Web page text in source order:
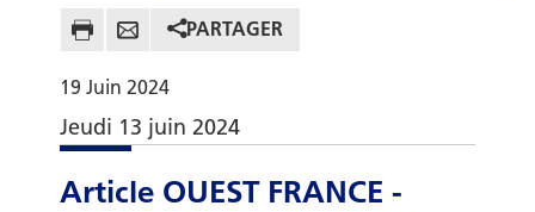
PARTAGER
19 Juin 2024
Jeudi 13 juin 2024
Article OUEST FRANCE -